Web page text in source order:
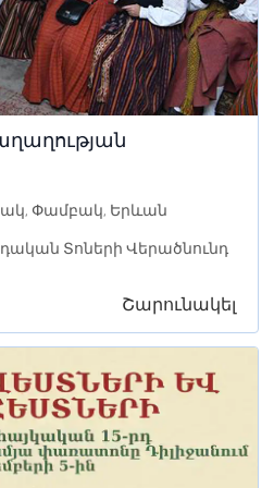
Փամբակ, Երևան
Տոների Վերածնունդ
Շարունակել